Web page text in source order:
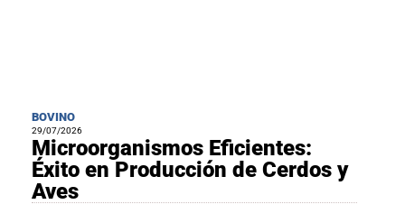
BOVINO
29/07/2026
Microorganismos Eficientes:
Éxito en Producción de Cerdos y
Aves